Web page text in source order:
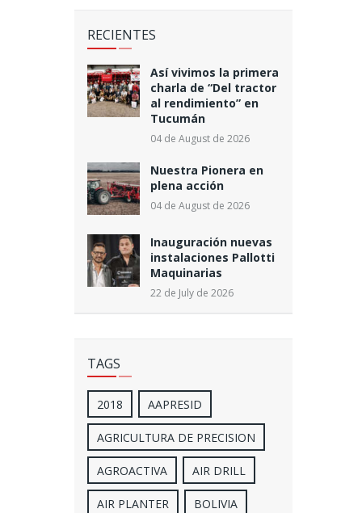
RECIENTES
Así vivimos la primera
charla de “Del tractor
al rendimiento” en
Tucumán
04 de August de 2026
Nuestra Pionera en
plena acción
04 de August de 2026
Inauguración nuevas
instalaciones Pallotti
Maquinarias
22 de July de 2026
TAGS
2018 AAPRESID
AGRICULTURA DE PRECISION
AGROACTIVA AIR DRILL
AIR PLANTER BOLIVIA